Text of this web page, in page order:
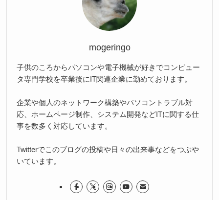
mogeringo
子供のころからパソコンや電子機械が好きでコンピュー
タ専門学校を卒業後にIT関連企業に勤めております。
企業や個人のネットワーク構築やパソコントラブル対
応、ホームページ制作、システム開発などITに関する仕
事を数多く対応しています。
Twitterでこのブログの投稿や日々の出来事などをつぶや
いています。